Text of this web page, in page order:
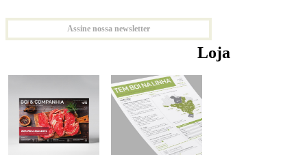
Assine nossa newsletter
Loja